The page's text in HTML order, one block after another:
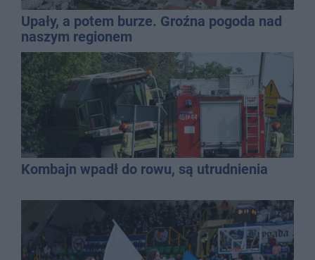
Upały, a potem burze. Groźna pogoda nad
naszym regionem
Kombajn wpadł do rowu, są utrudnienia